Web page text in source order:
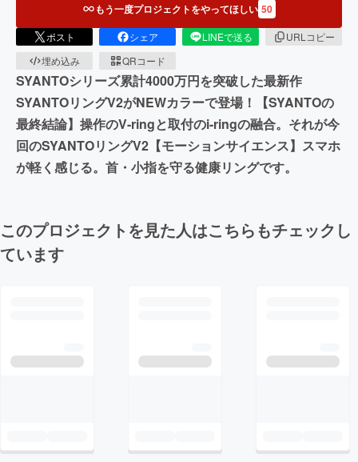
もう一度プロジェクトをやってほしい 50
ポスト シェア LINEで送る
URLコピー
埋め込み
QRコード
SYANTOシリーズ累計4000万円を突破した最新作
SYANTOリングV2がNEWカラーで登場！【SYANTOの
最終結論】操作のV-ringと取付のi-ringの融合。それが今
回のSYANTOリングV2【モーションサイエンス】スマホ
が軽く感じる。首・小指を守る健康リングです。
このプロジェクトを見た人はこちらもチェックし
ています